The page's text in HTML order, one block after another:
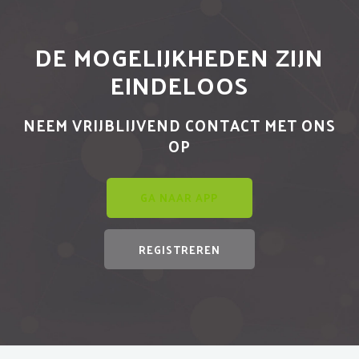
DE MOGELIJKHEDEN ZIJN
EINDELOOS
NEEM VRIJBLIJVEND CONTACT MET ONS
OP
GA NAAR APP
REGISTREREN